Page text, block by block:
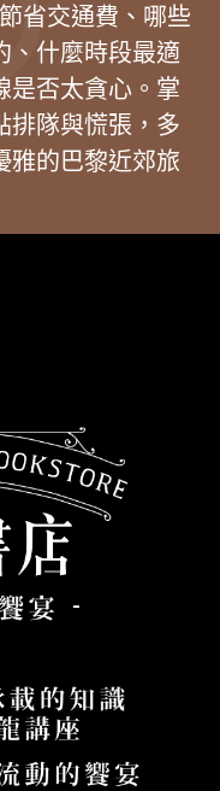
省交通費、哪些
、什麼時段最適
是否太貪心。掌
排隊與慌張，多
雅的巴黎近郊旅